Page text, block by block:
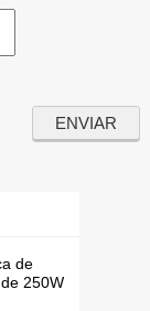
de
250W